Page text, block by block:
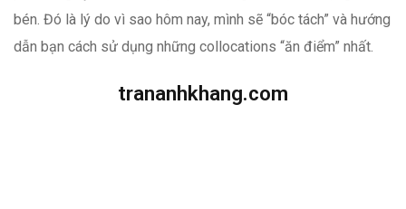
bén. Đó là lý do vì sao hôm nay, mình sẽ “bóc tách” và hướng
dẫn bạn cách sử dụng những collocations “ăn điểm” nhất.
trananhkhang.com